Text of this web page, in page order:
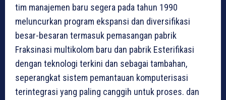
tim manajemen baru segera pada tahun 1990
meluncurkan program ekspansi dan diversifikasi
besar-besaran termasuk pemasangan pabrik
Fraksinasi multikolom baru dan pabrik Esterifikasi
dengan teknologi terkini dan sebagai tambahan,
seperangkat sistem pemantauan komputerisasi
terintegrasi yang paling canggih untuk proses. dan